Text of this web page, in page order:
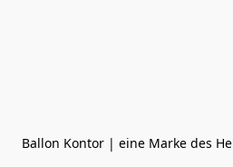
Ballon Kontor | eine Marke des